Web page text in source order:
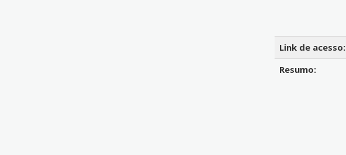
Link de acesso:
Resumo: